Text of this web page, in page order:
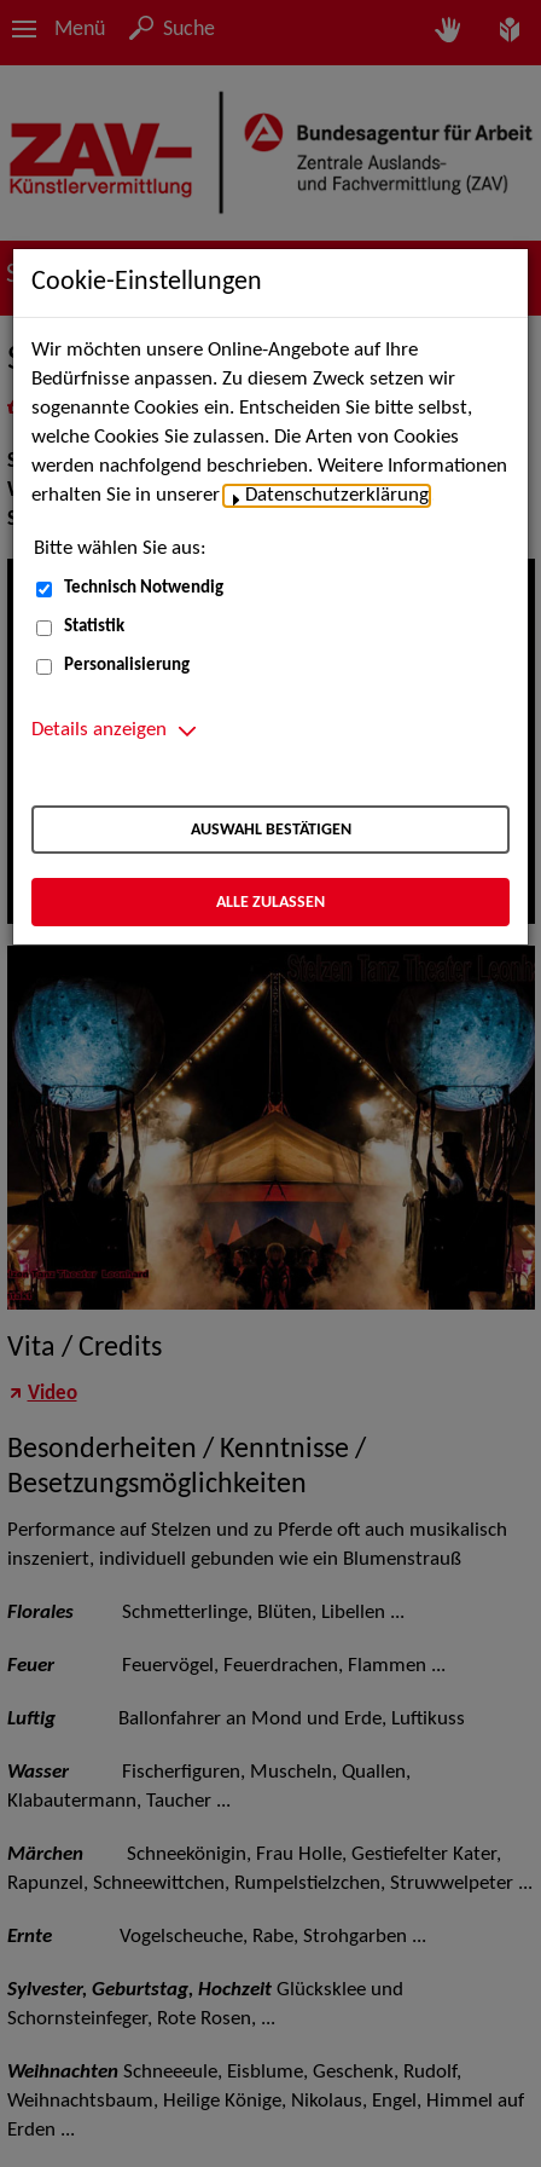
Menü Suche
Suche nach Künstler*innen
Stelzen Tanz Leonhard
als PDF speichern
inMeine Merklistelegen
Show:Walk Acts Animation, Artistik
Walk Acts Animation:Stelzenlauf, Walk Acts
Show Acts:
Vita / Credits
Video
Besonderheiten / Kenntnisse /
Besetzungsmöglichkeiten
Performance auf Stelzen und zu Pferde oft auch musikalisch
inszeniert, individuell gebunden wie ein Blumenstrauß
FloralesSchmetterlinge, Blüten, Libellen ...
FeuerFeuervögel, Feuerdrachen, Flammen ...
Luftig Ballonfahrer an Mond und Erde, Luftikuss
WasserFischerfiguren, Muscheln, Quallen,
Klabautermann, Taucher ...
MärchenSchneekönigin, Frau Holle, Gestiefelter Kater,
Rapunzel, Schneewittchen, Rumpelstielzchen, Struwwelpeter ...
Ernte Vogelscheuche, Rabe, Strohgarben ...
Sylvester, Geburtstag, HochzeitGlücksklee und
Schornsteinfeger, Rote Rosen, ...
WeihnachtenSchneeeule, Eisblume, Geschenk, Rudolf,
Weihnachtsbaum, Heilige Könige, Nikolaus, Engel, Himmel auf
Erden ...
Cookie-Einstellungen
Wir möchten unsere Online-Angebote auf Ihre
Bedürfnisse anpassen. Zu diesem Zweck setzen wir
sogenannte Cookies ein. Entscheiden Sie bitte selbst,
welche Cookies Sie zulassen. Die Arten von Cookies
werden nachfolgend beschrieben. Weitere Informationen
erhalten Sie in unserer
Datenschutzerklärung
Bitte wählen Sie aus:
Technisch Notwendig
Statistik
Personalisierung
Details anzeigen
AUSWAHL BESTÄTIGEN
ALLE ZULASSEN